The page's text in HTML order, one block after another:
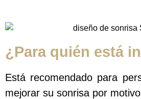
¿Para quién está
Está recomendado para
mejorar su sonrisa por